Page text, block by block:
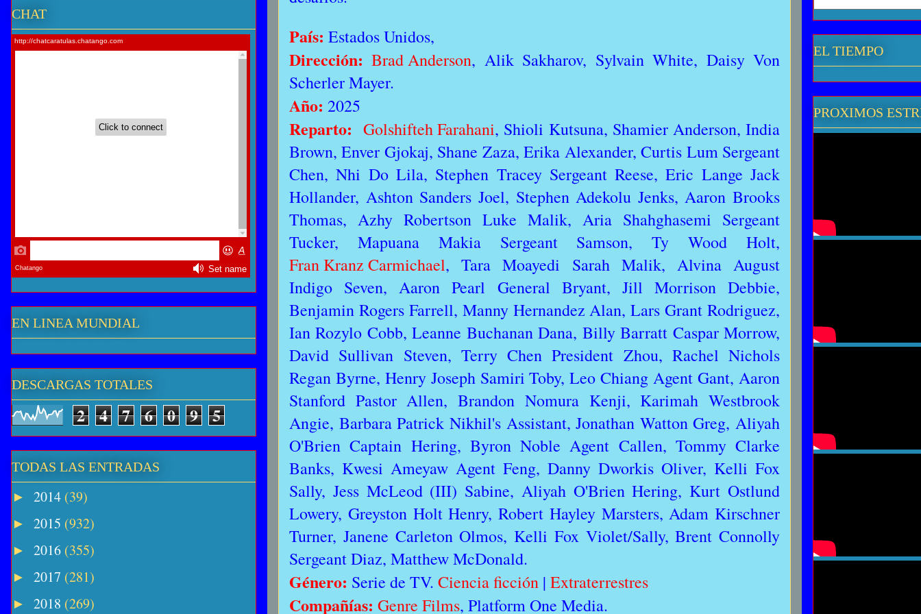
País: Estados Unidos,
Dirección:Brad Anderson, Alik Sakharov, Sylvain White, Daisy Von
Scherler Mayer.
Año: 2025
Reparto: Golshifteh Farahani, Shioli Kutsuna, Shamier Anderson, India
Brown, Enver Gjokaj, Shane Zaza, Erika Alexander, Curtis Lum Sergeant
Chen, Nhi Do Lila, Stephen Tracey Sergeant Reese, Eric Lange Jack
Hollander, Ashton Sanders Joel, Stephen Adekolu Jenks, Aaron Brooks
Thomas, Azhy Robertson Luke Malik, Aria Shahghasemi Sergeant
Tucker, Mapuana Makia Sergeant Samson, Ty Wood Holt,
Fran Kranz Carmichael, Tara Moayedi Sarah Malik, Alvina August
Indigo Seven, Aaron Pearl General Bryant, Jill Morrison Debbie,
Benjamin Rogers Farrell, Manny Hernandez Alan, Lars Grant Rodriguez,
Ian Rozylo Cobb, Leanne Buchanan Dana, Billy Barratt Caspar Morrow,
David Sullivan Steven, Terry Chen President Zhou, Rachel Nichols
Regan Byrne, Henry Joseph Samiri Toby, Leo Chiang Agent Gant, Aaron
Stanford Pastor Allen, Brandon Nomura Kenji, Karimah Westbrook
Angie, Barbara Patrick Nikhil's Assistant, Jonathan Watton Greg, Aliyah
O'Brien Captain Hering, Byron Noble Agent Callen, Tommy Clarke
Banks, Kwesi Ameyaw Agent Feng, Danny Dworkis Oliver, Kelli Fox
Sally, Jess McLeod (III) Sabine, Aliyah O'Brien Hering, Kurt Ostlund
Lowery, Greyston Holt Henry, Robert Hayley Marsters, Adam Kirschner
Turner, Janene Carleton Olmos, Kelli Fox Violet/Sally, Brent Connolly
Sergeant Diaz, Matthew McDonald.
Género: Serie de TV. Ciencia ficción | Extraterrestres
Compañías: Genre Films, Platform One Media.
CHAT
EN LINEA MUNDIAL
DESCARGAS TOTALES
2 4 7 6 0 9 5
TODAS LAS ENTRADAS
► 2014 (39)
► 2015 (932)
► 2016 (355)
► 2017 (281)
► 2018 (269)
EL TIEMPO
PROXIMOS